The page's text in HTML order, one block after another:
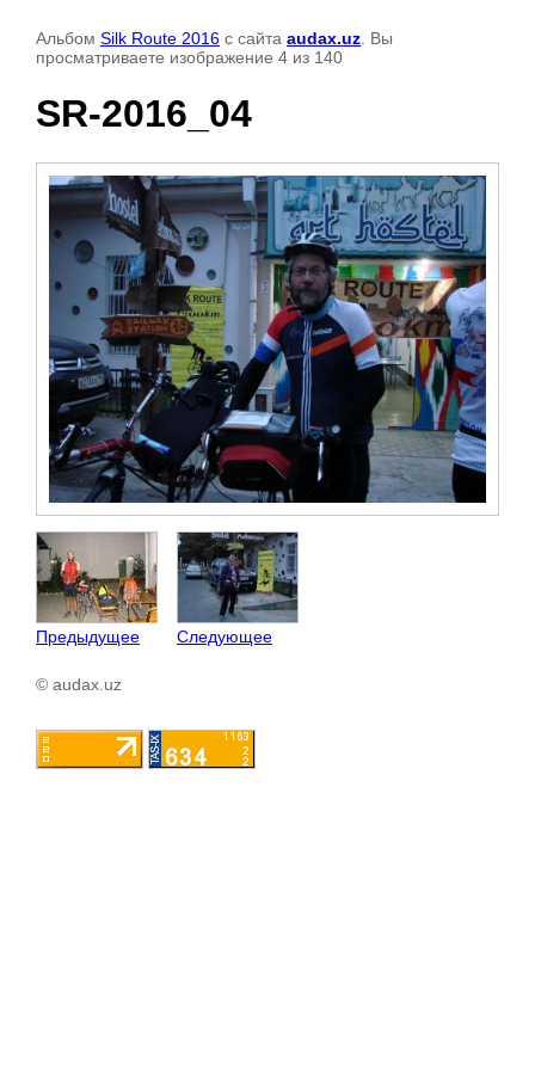
Альбом Silk Route 2016 с сайта audax.uz . Вы
просматриваете изображение 4 из 140
SR-2016_04
Предыдущее Следующее
© audax.uz